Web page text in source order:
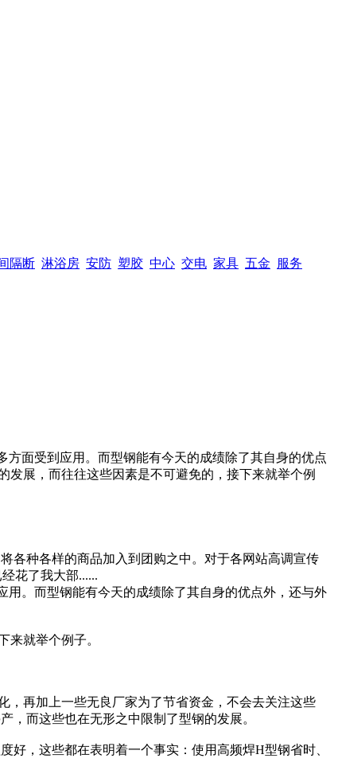
隔断 淋浴房 安防 塑胶 中心 交电 家具 五金 服务
面受到应用。而型钢能有今天的成绩除了其自身的优点
展，而往往这些因素是不可避免的，接下来就举个例
各种各样的商品加入到团购之中。对于各网站高调宣传
花了我大部......
用。而型钢能有今天的成绩除了其自身的优点外，还与外
来就举个例子。
，再加上一些无良厂家为了节省资金，不会去关注这些
，而这些也在无形之中限制了型钢的发展。
好，这些都在表明着一个事实：使用高频焊H型钢省时、